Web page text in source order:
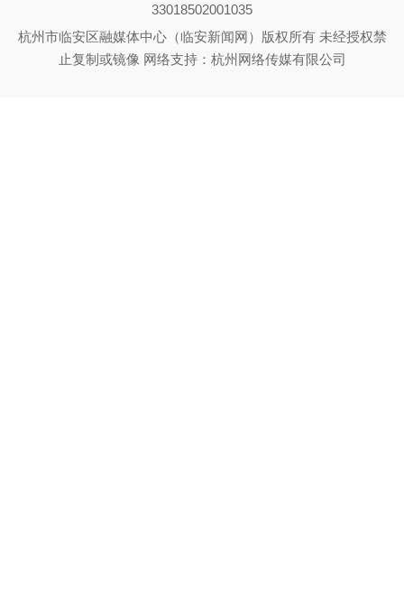
33018502001035
杭州市临安区融媒体中心（临安新闻网）版权所有 未经授权禁
止复制或镜像 网络支持：杭州网络传媒有限公司